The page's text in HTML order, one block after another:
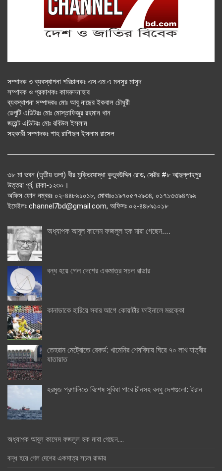
সম্পাদক ও ব্যবস্থাপনা পরিচালকঃ এস.এম.এ মনসুর মাসুদ
সম্পাদক ও প্রকাশকঃ কামরুননাহার
ব্যবস্থাপনা সম্পাদকঃ মোঃ আবু নাছের ইকবাল চৌধুরী
ডেপুটি এডিটরঃ মোঃ মোস্তাফিজুর রহমান খান
জয়েন্ট এডিটরঃ মোঃ রবিউল ইসলাম
সহকারী সম্পাদকঃ শাহ রাশিদুল ইসলাম রাসেল
৩৮ মা ভবন (তৃতীয় তলা) বীর মুক্তিযোদ্ধা কুতুবউদ্দিন রোড, সেক্টর #৮ আব্দুল্লাহপুর
উত্তরা পূর্ব, ঢাকা-১২৩০।
অফিস ফোন নম্বরঃ ০২-৪৪৮৯১০১৮, মোবাঃ০১৯৭০৫৭২৯৩৪, ০১৭১৩৩৯৪৭৯৯
ইমেইলঃ channel7bd@gmail.com, অফিসঃ ০২-৪৪৮৯১০১৮
অধ্যাপক আবুল কাসেম ফজলুল হক মারা গেছেন….
বন্ধ হয়ে গেল দেশের একমাত্র সচল রাডার
কানাডাকে হারিয়ে সবার আগে কোয়ার্টার ফাইনালে মরক্কো
তেহরান মেট্রোতে রেকর্ড: খামেনির শেষবিদায় ঘিরে ৭০ লাখ যাত্রীর
যাতায়াত
হরমুজ প্রণালিতে বিশেষ সুবিধা পাবে চীনসহ বন্ধু দেশগুলো: ইরান
অধ্যাপক আবুল কাসেম ফজলুল হক মারা গেছেন….
বন্ধ হয়ে গেল দেশের একমাত্র সচল রাডার